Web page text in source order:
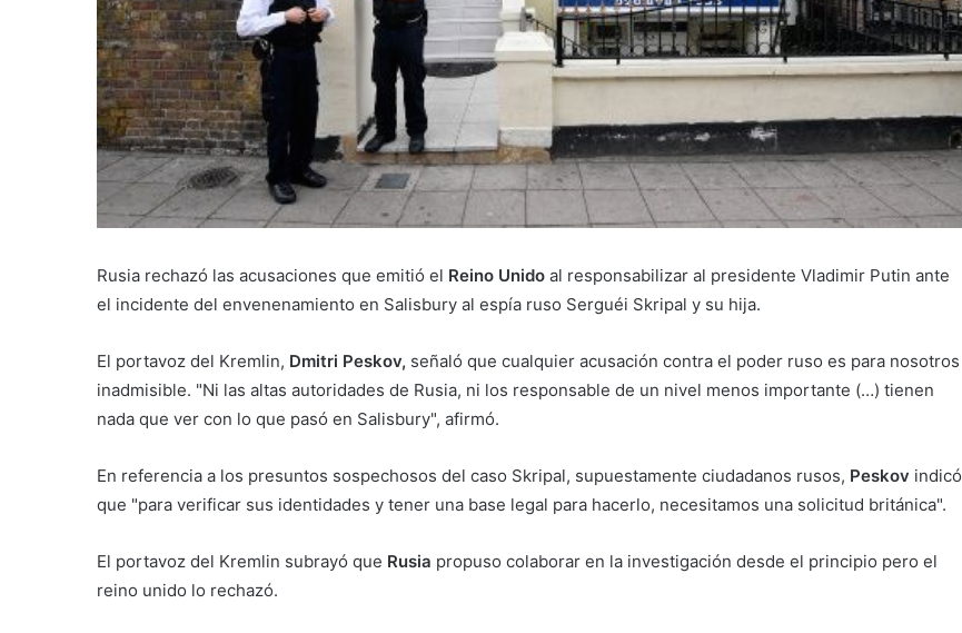
Rusia rechazó las acusaciones que emitió el Reino Unido al responsabilizar al presidente Vladimir Putin ante
el incidente del envenenamiento en Salisbury al espía ruso Serguéi Skripal y su hija.
El portavoz del Kremlin, Dmitri Peskov, señaló que cualquier acusación contra el poder ruso es para nosotros
inadmisible. "Ni las altas autoridades de Rusia, ni los responsable de un nivel menos importante (…) tienen
nada que ver con lo que pasó en Salisbury", afirmó.
En referencia a los presuntos sospechosos del caso Skripal, supuestamente ciudadanos rusos, Peskov indicó
que "para verificar sus identidades y tener una base legal para hacerlo, necesitamos una solicitud británica".
El portavoz del Kremlin subrayó que Rusia propuso colaborar en la investigación desde el principio pero el
reino unido lo rechazó.